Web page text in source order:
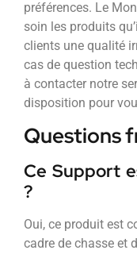
préférences. Le
soin les produits
clients une qualité
cas de question
à contacter notre
disposition pour
Questions
Ce Support
?
Oui, ce produit est
cadre de chasse et